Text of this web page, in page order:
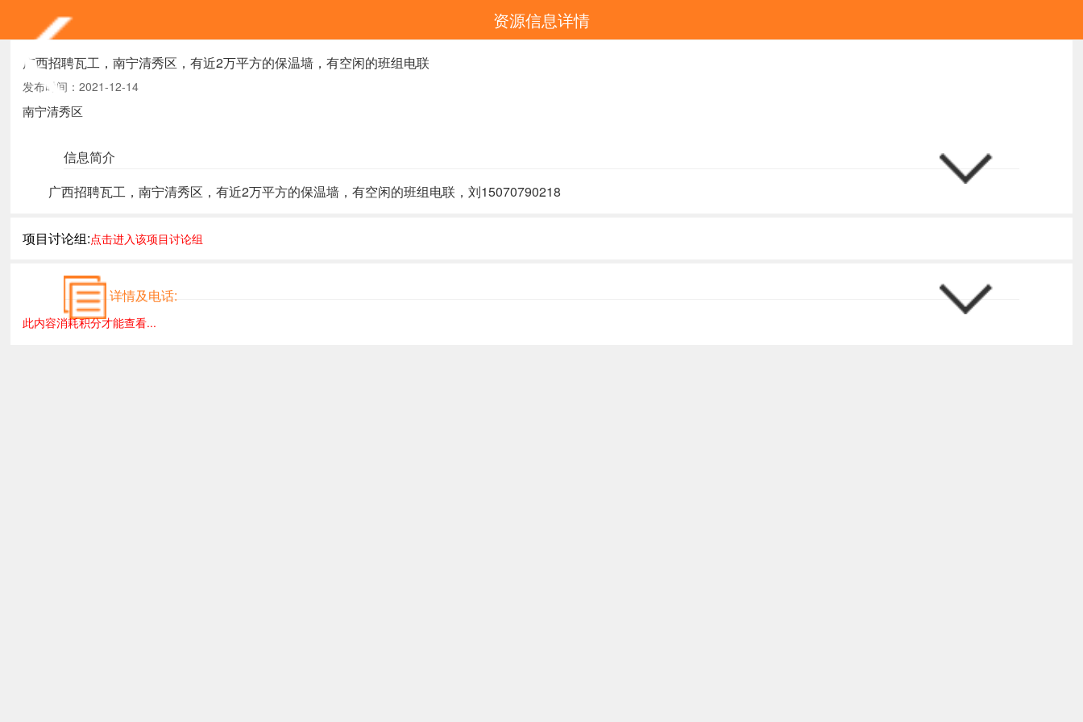
资源信息详情
广西招聘瓦工，南宁清秀区，有近2万平方的保温墙，有空闲的班组电联
发布时间：2021-12-14
南宁清秀区
信息简介
广西招聘瓦工，南宁清秀区，有近2万平方的保温墙，有空闲的班组电联，刘15070790218
项目讨论组:点击进入该项目讨论组
详情及电话:
此内容消耗积分才能查看...